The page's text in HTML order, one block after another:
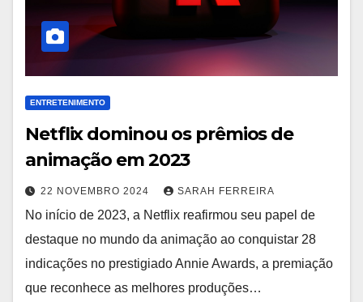
ENTRETENIMENTO
Netflix dominou os prêmios de
animação em 2023
22 NOVEMBRO 2024 SARAH FERREIRA
No início de 2023, a Netflix reafirmou seu papel de
destaque no mundo da animação ao conquistar 28
indicações no prestigiado Annie Awards, a premiação
que reconhece as melhores produções…